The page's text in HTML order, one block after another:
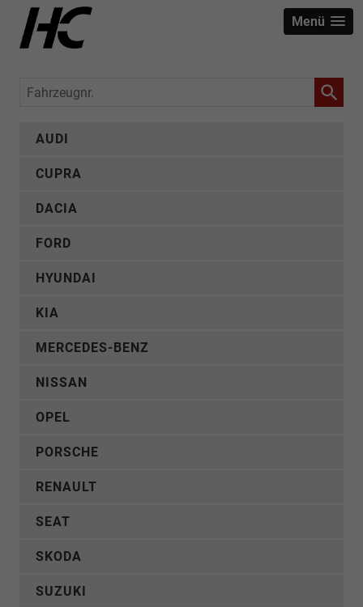
Menü
Fahrzeugnr.
AUDI
CUPRA
DACIA
FORD
HYUNDAI
KIA
MERCEDES-BENZ
NISSAN
OPEL
PORSCHE
RENAULT
SEAT
SKODA
SUZUKI